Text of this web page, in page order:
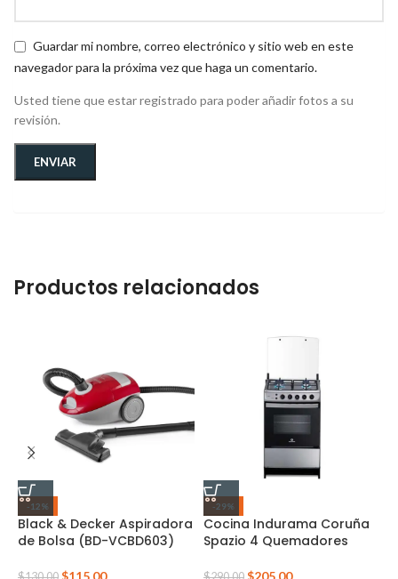
Guardar mi nombre, correo electrónico y sitio web en este
navegador para la próxima vez que haga un comentario.
Usted tiene que estar registrado para poder añadir fotos a su
revisión.
Productos relacionados
-12%
Black & Decker Aspiradora
de Bolsa (BD-VCBD603)
$115.00
-29%
Cocina Indurama Coruña
Spazio 4 Quemadores
$205.00